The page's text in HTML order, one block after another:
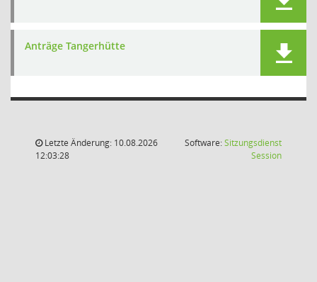
Anträge Tangerhütte
Letzte Änderung: 10.08.2026
12:03:28
Software:Sitzungsdienst
Session(Wird in